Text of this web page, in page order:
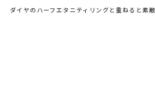
ダイヤのハーフエタニティリングと重ねると素敵